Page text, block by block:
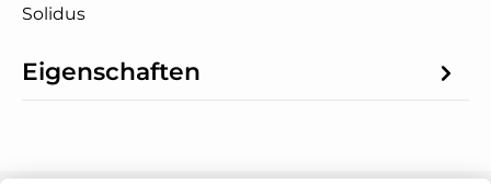
Solidus
Eigenschaften